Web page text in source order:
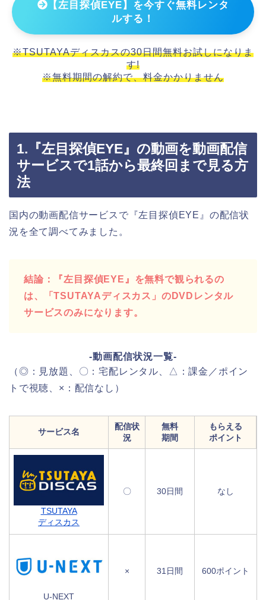
【左目探偵EYE】を今すぐ無料レンタ
ルする！
※TSUTAYAディスカスの30日間無料お試しになりま
す!
※無料期間の解約で、料金かかりません
1.『左目探偵EYE』の動画を動画配信
サービスで1話から最終回まで見る方
法
国内の動画配信サービスで『左目探偵EYE』の配信状
況を全て調べてみました。
結論：『左目探偵EYE』を無料で観られるの
は、「TSUTAYAディスカス」のDVDレンタル
サービスのみになります。
-動画配信状況一覧-
（◎：見放題、〇：宅配レンタル、△：課金／ポイン
トで視聴、×：配信なし）
サービス名
配信状
況
無料
期間
もらえる
ポイント
TSUTAYA
ディスカス
〇 30日間 なし
U-NEXT
× 31日間 600ポイント